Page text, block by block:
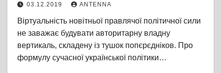
03.12.2019 ANTENNA
Віртуальність новітньої правлячої політичної сили
не заважає будувати авторитарну владну
вертикаль, складену із тушок попєрєдніков. Про
формулу сучасної української політики…